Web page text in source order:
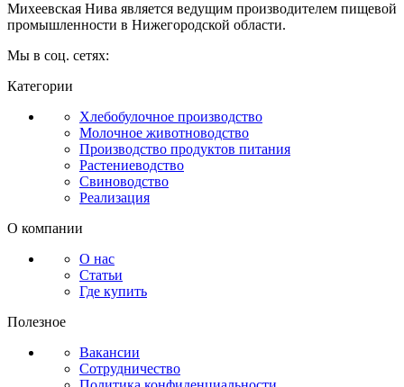
Михеевская Нива является ведущим производителем пищевой
промышленности в Нижегородской области.
Мы в соц. сетях:
Категории
Хлебобулочное производство
Молочное животноводство
Производство продуктов питания
Растениеводство
Свиноводство
Реализация
О компании
О нас
Статьи
Где купить
Полезное
Вакансии
Сотрудничество